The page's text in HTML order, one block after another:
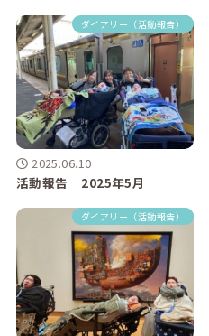
ダイアリー（活動報告）
2025.06.10
活動報告 2025年5月
ダイアリー（活動報告）